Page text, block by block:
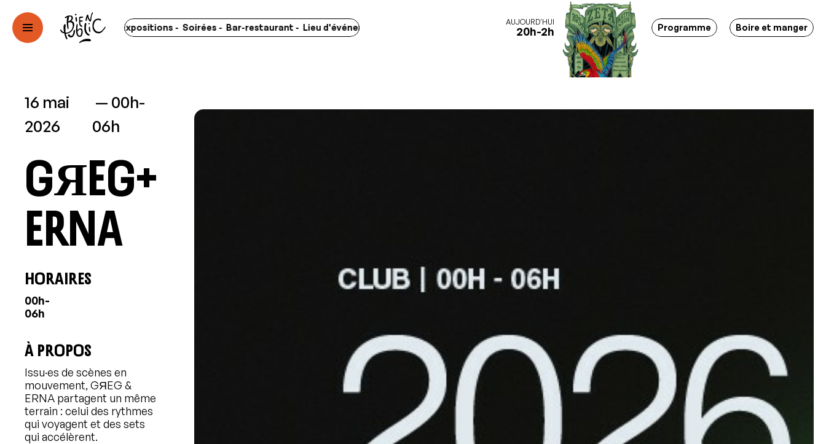
- Spectacles - Expositions - Soirées - Bar-restaurant - Lieu d'événements - Marchés - Concerts - Spectacles - Expositions - Soirées - Bar-restaurant - Lieu d'événements -
AUJOURD'HUI
20h-2h Programme Boire et manger
16 mai
2026
00h-
06h
GЯEG+
ERNA
HORAIRES
00h-
06h
À PROPOS
Issu·es de scènes en
mouvement, GЯEG &
ERNA partagent un même
terrain : celui des rythmes
qui voyagent et des sets
qui accélèrent.